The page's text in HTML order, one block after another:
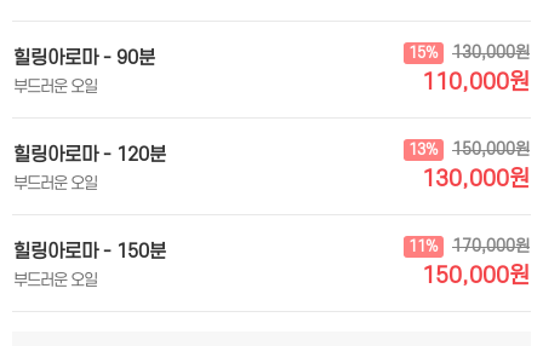
힐링아로마 - 90분
부드러운 오일
130,000원
15%
110,000원
힐링아로마 - 120분
부드러운 오일
150,000원
13%
130,000원
힐링아로마 - 150분
부드러운 오일
170,000원
11%
150,000원